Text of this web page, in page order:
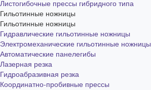
Листогибочные прессы гибридного типа
Гильотинные ножницы
Гильотинные ножницы
Гидравлические гильотинные ножницы
Электромеханические гильотинные ножницы
Автоматические панелегибы
Лазерная резка
Гидроабразивная резка
Координатно-пробивные прессы